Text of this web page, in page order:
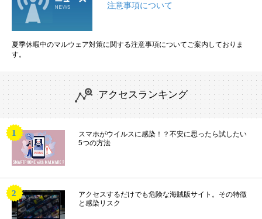
注意事項について
夏季休暇中のマルウェア対策に関する注意事項についてご案内しておりま
す。
アクセスランキング
スマホがウイルスに感染！？不安に思ったら試したい
5つの方法
アクセスするだけでも危険な海賊版サイト。その特徴
と感染リスク